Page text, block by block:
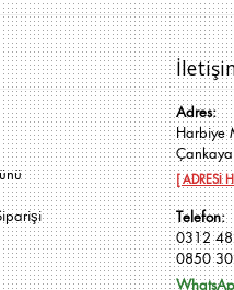
Adres:
Harbiye
[ ADRESİ
Telefon:
0312
0850